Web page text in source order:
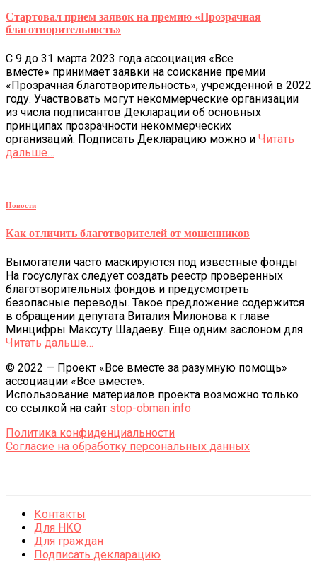
Стартовал прием заявок на премию «Прозрачная
благотворительность»
С 9 до 31 марта 2023 года ассоциация «Все
вместе» принимает заявки на соискание премии
«Прозрачная благотворительность», учрежденной в 2022
году. Участвовать могут некоммерческие организации
из числа подписантов Декларации об основных
принципах прозрачности некоммерческих
организаций. Подписать Декларацию можно и Читать
дальше…
Новости
Как отличить благотворителей от мошенников
Вымогатели часто маскируются под известные фонды
На госуслугах следует создать реестр проверенных
благотворительных фондов и предусмотреть
безопасные переводы. Такое предложение содержится
в обращении депутата Виталия Милонова к главе
Минцифры Максуту Шадаеву. Еще одним заслоном для
Читать дальше…
© 2022 — Проект «Все вместе за разумную помощь»
ассоциации «Все вместе».
Использование материалов проекта возможно только
со ссылкой на сайт stop-obman.info
Политика конфиденциальности
Согласие на обработку персональных данных
Контакты
Для НКО
Для граждан
Подписать декларацию